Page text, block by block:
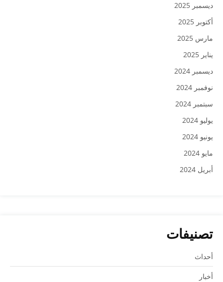
ديسمبر 2025
أكتوبر 2025
مارس 2025
يناير 2025
ديسمبر 2024
نوفمبر 2024
سبتمبر 2024
يوليو 2024
يونيو 2024
مايو 2024
أبريل 2024
تصنيفات
أحداث
أخبار